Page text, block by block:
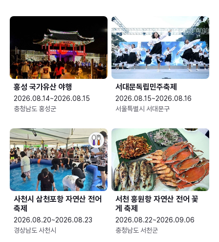
홍성 국가유산 야행
2026.08.14~2026.08.15
충청남도 홍성군
서대문독립민주축제
2026.08.15~2026.08.16
서울특별시 서대문구
사천시 삼천포항 자연산 전어
축제
2026.08.20~2026.08.23
경상남도 사천시
서천 홍원항 자연산 전어 꽃
게 축제
2026.08.22~2026.09.06
충청남도 서천군